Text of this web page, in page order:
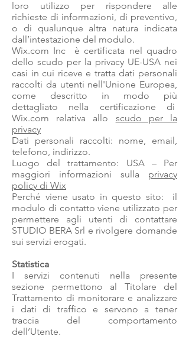
loro utilizzo per rispondere alle
richieste di informazioni, di preventivo,
o di qualunque altra natura indicata
dall’intestazione del modulo.
​Wix.com Inc è certificata nel quadro
dello scudo per la privacy UE-USA nei
casi in cui riceve e tratta dati personali
raccolti da utenti nell'Unione Europea,
come descritto in modo più
dettagliato nella certificazione di
Wix.com relativa allo scudo per la
privacy
​Dati personali raccolti: nome, email,
telefono, indirizzo.
Luogo del trattamento: USA – Per
maggiori informazioni sulla privacy
policy di Wix
Perché viene usato in questo sito: il
modulo di contatto viene utilizzato per
permettere agli utenti di contattare
STUDIO BERA Srl e rivolgere domande
sui servizi erogati.
Statistica
I servizi contenuti nella presente
sezione permettono al Titolare del
Trattamento di monitorare e analizzare
i dati di traffico e servono a tener
traccia del comportamento
dell’Utente.